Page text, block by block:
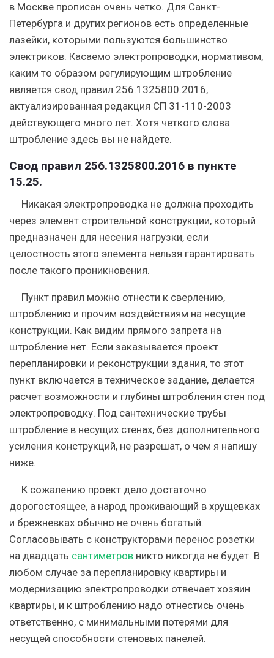
в Москве прописан очень четко. Для Санкт-
Петербурга и других регионов есть определенные
лазейки, которыми пользуются большинство
электриков. Касаемо электропроводки, нормативом,
каким то образом регулирующим штробление
является свод правил 256.1325800.2016,
актуализированная редакция СП 31-110-2003
действующего много лет. Хотя четкого слова
штробление здесь вы не найдете.
Cвод правил 256.1325800.2016 в пункте
15.25.
Никакая электропроводка не должна проходить
через элемент строительной конструкции, который
предназначен для несения нагрузки, если
целостность этого элемента нельзя гарантировать
после такого проникновения.
Пункт правил можно отнести к сверлению,
штроблению и прочим воздействиям на несущие
конструкции. Как видим прямого запрета на
штробление нет. Если заказывается проект
перепланировки и реконструкции здания, то этот
пункт включается в техническое задание, делается
расчет возможности и глубины штробления стен под
электропроводку. Под сантехнические трубы
штробление в несущих стенах, без дополнительного
усиления конструкций, не разрешат, о чем я напишу
ниже.
К сожалению проект дело достаточно
дорогостоящее, а народ проживающий в хрущевках
и брежневках обычно не очень богатый.
Согласовывать с конструкторами перенос розетки
на двадцать сантиметров никто никогда не будет. В
любом случае за перепланировку квартиры и
модернизацию электропроводки отвечает хозяин
квартиры, и к штроблению надо отнестись очень
ответственно, с минимальными потерями для
несущей способности стеновых панелей.